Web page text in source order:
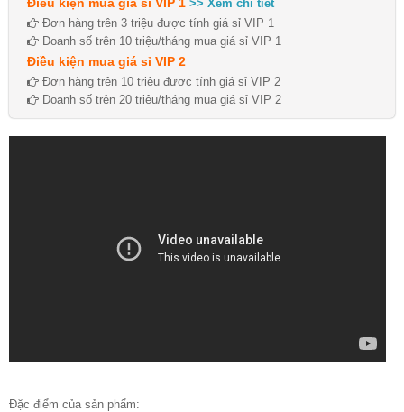
>> Xem chi tiết
Đơn hàng trên 3 triệu được tính giá sỉ VIP 1
Doanh số trên 10 triệu/tháng mua giá sỉ VIP 1
Điều kiện mua giá sỉ VIP 2
Đơn hàng trên 10 triệu được tính giá sỉ VIP 2
Doanh số trên 20 triệu/tháng mua giá sỉ VIP 2
Đặc điểm của sản phẩm: